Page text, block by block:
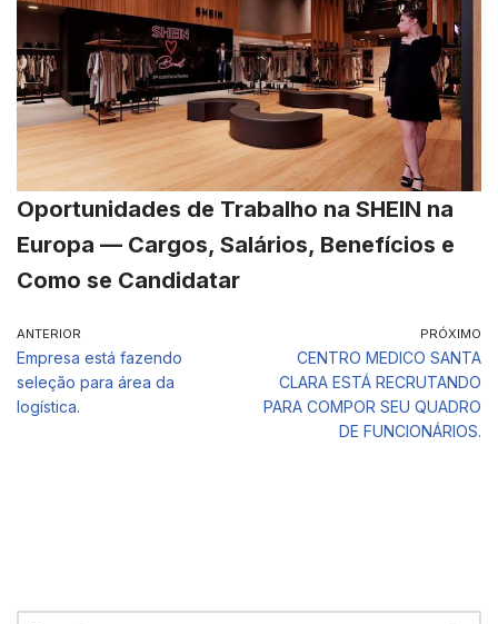
Oportunidades de Trabalho na SHEIN na
Europa — Cargos, Salários, Benefícios e
Como se Candidatar
ANTERIOR
Empresa está fazendo
seleção para área da
logística.
PRÓXIMO
CENTRO MEDICO SANTA
CLARA ESTÁ RECRUTANDO
PARA COMPOR SEU QUADRO
DE FUNCIONÁRIOS.